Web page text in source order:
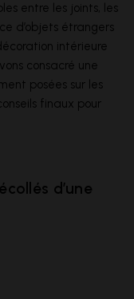
entre les joints, les
d’objets étrangers
intérieure
consacré une
posées sur les
finaux pour
d’une